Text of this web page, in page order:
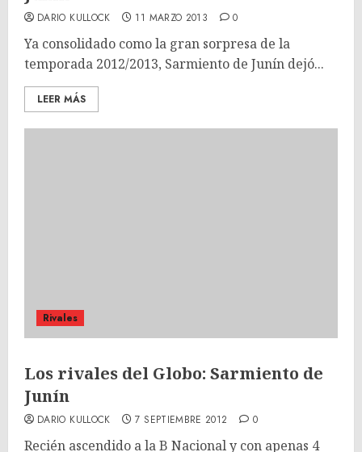
DARIO KULLOCK 11 MARZO 2013 0
Ya consolidado como la gran sorpresa de la
temporada 2012/2013, Sarmiento de Junín dejó...
LEER MÁS
Rivales
Los rivales del Globo: Sarmiento de
Junín
DARIO KULLOCK 7 SEPTIEMBRE 2012 0
Recién ascendido a la B Nacional y con apenas 4